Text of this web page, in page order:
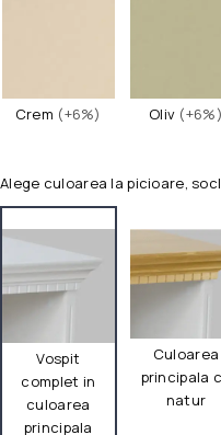
Crem (+6%) Oliv (+6%)
Alege culoarea la picioare,
Vospit
complet in
culoarea
principala
Culoarea
principala
natur